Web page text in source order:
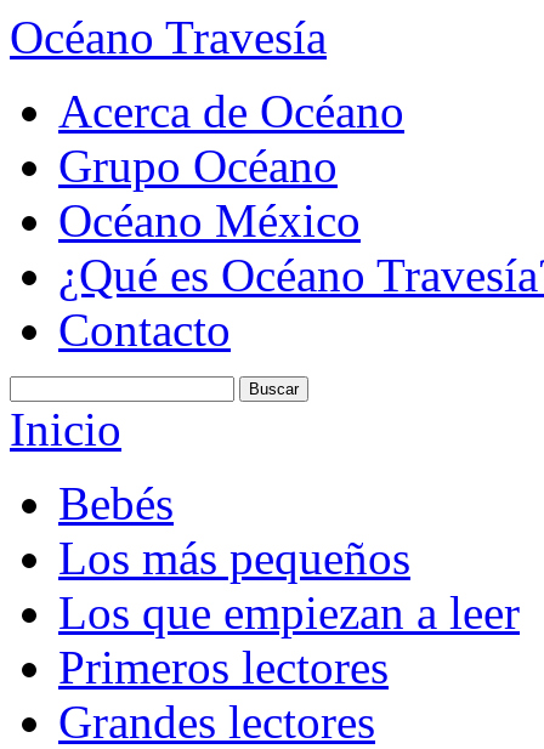
Océano Travesía
Acerca de Océano
Grupo Océano
Océano México
¿Qué es Océano
Contacto
Inicio
Bebés
Los más pequeños
Los que empiezan a leer
Primeros lectores
Grandes lectores